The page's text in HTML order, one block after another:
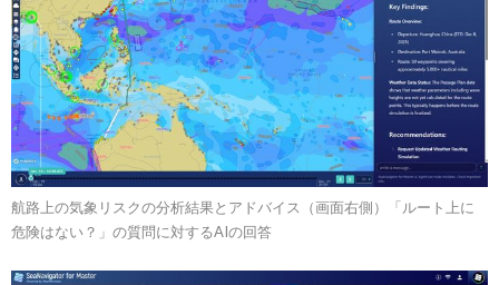
航路上の気象リスクの分析結果とアドバイス（画面右側）「ルート上に
危険はない？」の質問に対するAIの回答